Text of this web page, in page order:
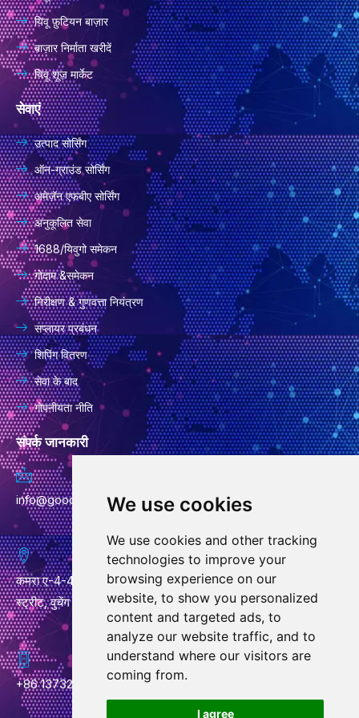
We use cookies
We use cookies and other tracking
technologies to improve your
browsing experience on our
website, to show you personalized
content and targeted ads, to
analyze our website traffic, and to
understand where our visitors are
coming from.
I agree
यिवू फ़ुटियन बाज़ार
बाज़ार निर्माता खरीदें
यिवू शूज़ मार्केट
सेवाएं
उत्पाद सोर्सिंग
ऑन-ग्राउंड सोर्सिंग
अमेज़ॅन एफबीए सोर्सिंग
अनुकूलित सेवा
1688/यिवुगो समेकन
गोदाम &समेकन
निरीक्षण & गुणवत्ता नियंत्रण
सप्लायर प्रबंधन
शिपिंग वितरण
सेवा के बाद
गोपनीयता नीति
संपर्क जानकारी
info@goodcansourcing.com
कमरा ए-4-420, चौथी मंजिल, बिल्डिंग 1, नंबर 778, जिनफान स्ट्रीट, क्यूबिन
स्ट्रीट, वुचेंग जिला, जिंहुआ शहर, झेजियांग प्रांत
+86 13732438706